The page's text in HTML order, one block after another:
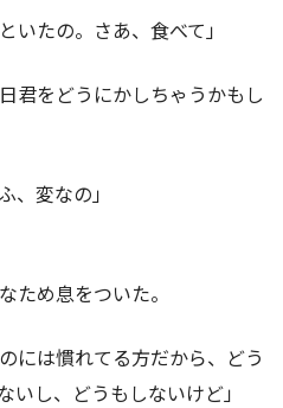
いたの。さあ、食べて」
君をどうにかしちゃうかもし
、変なの」
ため息をついた。
には慣れてる方だから、どう
いし、どうもしないけど」